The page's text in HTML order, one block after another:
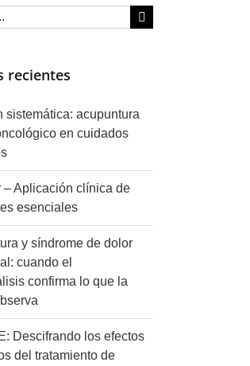
recientes
sistemática: acupuntura
en cuidados
– Aplicación clínica de
esenciales
y síndrome de dolor
cuando el
confirma lo que la
Descifrando los efectos
del tratamiento de